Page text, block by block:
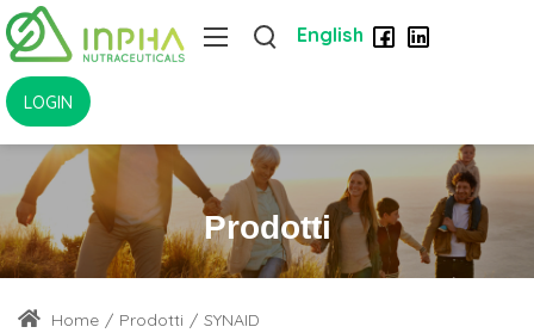
English
LOGIN
Prodotti
Home / Prodotti / SYNAID